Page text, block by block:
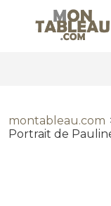
montableau.com
Portrait de